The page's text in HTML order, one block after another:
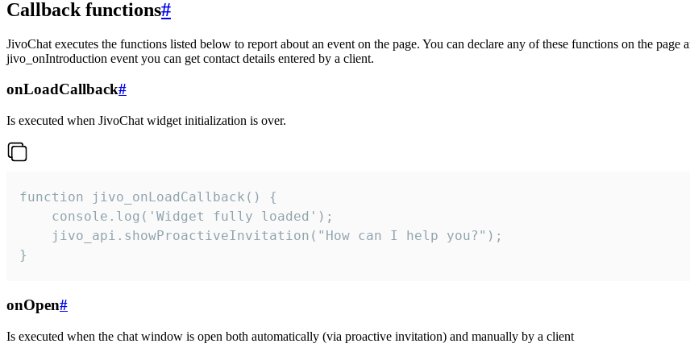
Callback functions#
JivoChat executes the functions listed below to report about an event on the page. You can declare any of these functions on the
jivo_onIntroduction event you can get contact details entered by a client.
onLoadCallback#
Is executed when JivoChat widget initialization is over.
function jivo_onLoadCallback() {
    console.log('Widget fully loaded');
    jivo_api.showProactiveInvitation("How can I help you?");
}
onOpen#
Is executed when the chat window is open both automatically (via proactive invitation) and manually by a client